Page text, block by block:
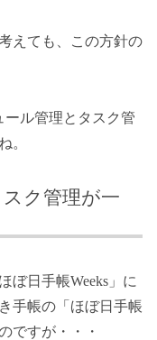
えても、この方針の
ル管理とタスク管
。
スク管理が一
ぼ日手帳Weeks」に
手帳の「ほぼ日手帳
ですが・・・